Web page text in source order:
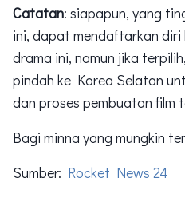
Catatan: siapapun, yang
ini, dapat mendaftarkan diri
drama ini, namun jika
pindah ke Korea Selatan
dan proses pembuatan film
Bagi minna yang mungkin
Sumber: Rocket News 24